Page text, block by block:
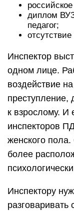
диплом
педагог;
Инспектор
одном лице.
воздействие
преступление,
к взрослому. И
инспекторов
женского пола.
более
Инспектору